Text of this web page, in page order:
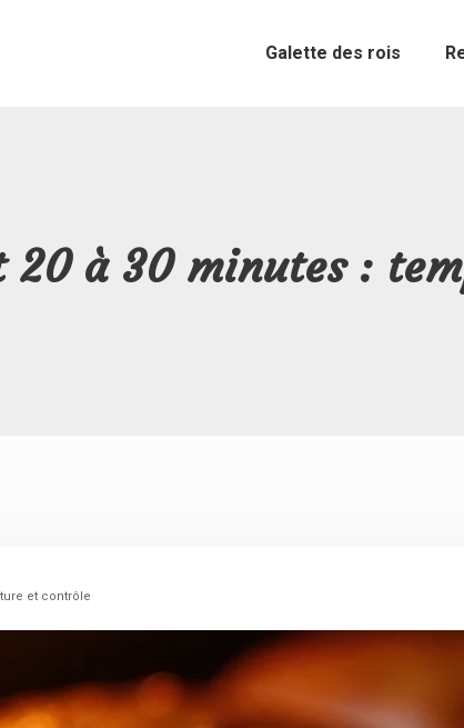
Galette des rois
20 à 30 minutes :
et contrôle